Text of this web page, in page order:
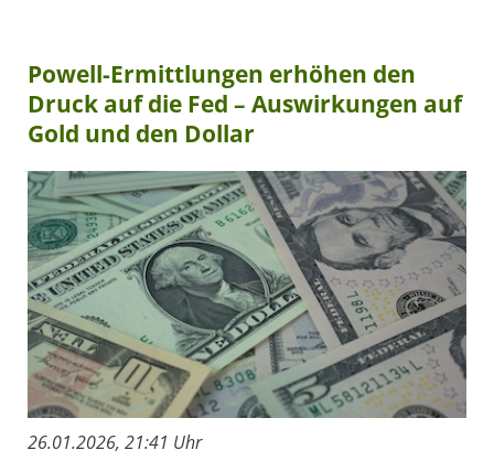
Powell-Ermittlungen erhöhen den
Druck auf die Fed – Auswirkungen auf
Gold und den Dollar
26.01.2026, 21:41 Uhr